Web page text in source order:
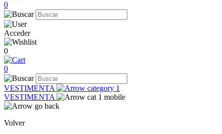
0
Acceder
0
0
VESTIMENTA
VESTIMENTA
Volver